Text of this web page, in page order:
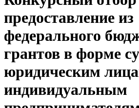
предоставление из
федерального
грантов в форме
юридическим
индивидуальным